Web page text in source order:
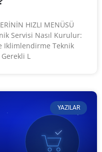
HIZLI MENÜSÜ
Servisi Nasıl Kurulur:
Iklimlendirme Teknik
L
YAZILAR